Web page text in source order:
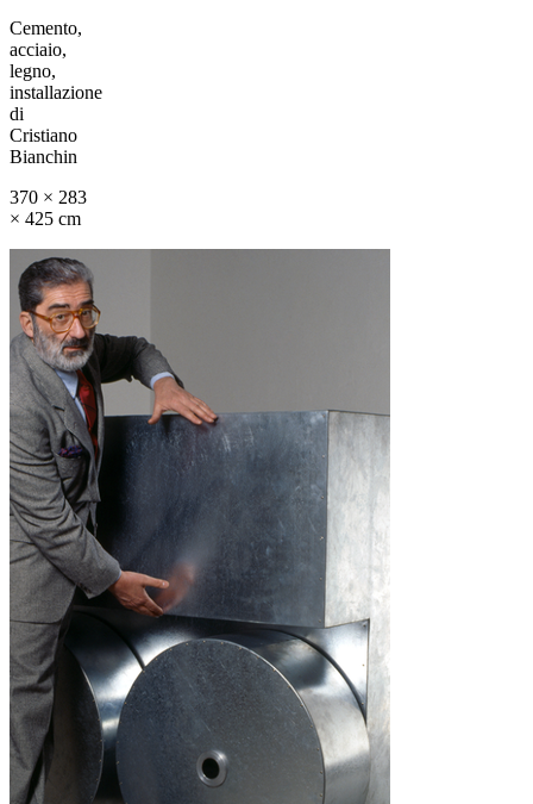
Cemento,
acciaio,
legno,
installazione
di
Cristiano
Bianchin
370 × 283
× 425 cm